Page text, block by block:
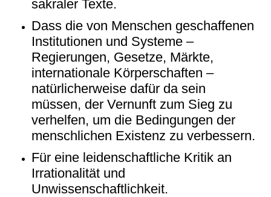
sakraler Texte.
Dass die von Menschen geschaffenen
Institutionen und Systeme –
Regierungen, Gesetze, Märkte,
internationale Körperschaften –
natürlicherweise dafür da sein
müssen, der Vernunft zum Sieg zu
verhelfen, um die Bedingungen der
menschlichen Existenz zu verbessern.
Für eine leidenschaftliche Kritik an
Irrationalität und
Unwissenschaftlichkeit.